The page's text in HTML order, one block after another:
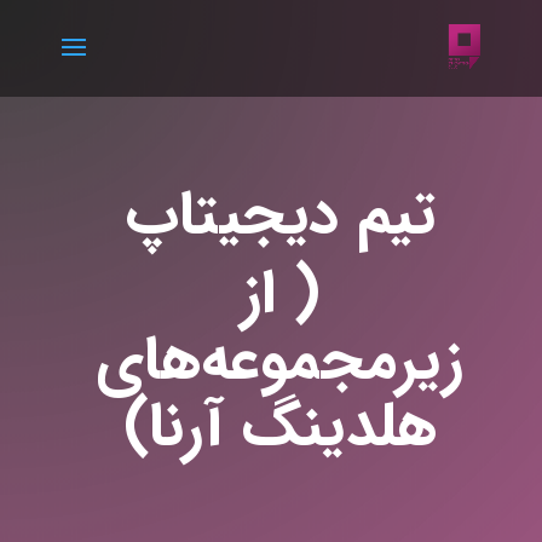
تیم دیجیتاپ
( از
زیرمجموعه‌های
هلدینگ آرنا)